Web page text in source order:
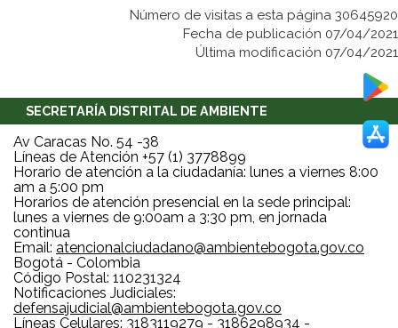
Número de visitas a esta página 30645920
Fecha de publicación 07/04/2021
Última modificación 07/04/2021
SECRETARÍA DISTRITAL DE AMBIENTE
Av Caracas No. 54 -38
Líneas de Atención +57 (1) 3778899
Horario de atención a la ciudadanía: lunes a viernes 8:00
am a 5:00 pm
Horarios de atención presencial en la sede principal:
lunes a viernes de 9:00am a 3:30 pm, en jornada
continua
Email: atencionalciudadano@ambientebogota.gov.co
Bogotá - Colombia
Código Postal: 110231324
Notificaciones Judiciales:
defensajudicial@ambientebogota.gov.co
Líneas Celulares: 3183119279 - 3186298934 -